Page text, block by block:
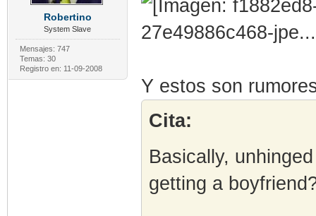
Robertino
System Slave
Mensajes: 747
Temas: 30
Registro en: 11-09-2008
Y estos son
Cita:
Basically,
getting a